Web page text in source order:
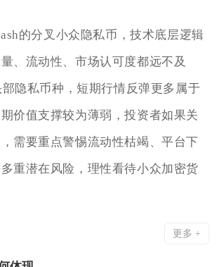
的分叉小众隐私币，技术底层逻辑
、流动性、市场认可度都远不及
隐私币种，短期行情反弹更多属于
价值支撑较为薄弱，投资者如果关
需要重点警惕流动性枯竭、平台下
重潜在风险，理性看待小众加密货
更多 +